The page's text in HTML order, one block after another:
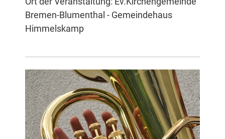
Bremen-Blumenthal - Gemeindehaus
Himmelskamp